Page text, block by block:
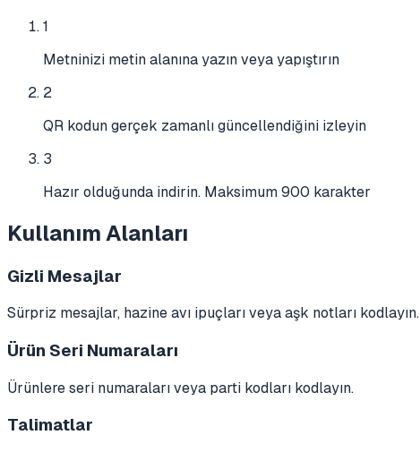
1
Metninizi metin alanına yazın veya yapıştırın
2
QR kodun gerçek zamanlı güncellendiğini izleyin
3
Hazır olduğunda indirin. Maksimum 900 karakter
Kullanım Alanları
Gizli Mesajlar
Sürpriz mesajlar, hazine avı ipuçları veya aşk notları kodlayın.
Ürün Seri Numaraları
Ürünlere seri numaraları veya parti kodları kodlayın.
Talimatlar